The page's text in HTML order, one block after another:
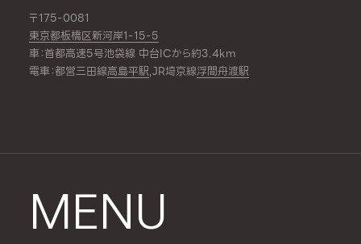
〒175-0081
東京都板橋区新河岸1-15-5
車：首都高速5号池袋線 中台ICから約3.4km
電車：都営三田線高島平駅,JR埼京線浮間舟渡駅
MENU